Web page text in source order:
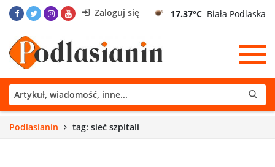
Zaloguj się 17.37°C Biała Podlaska
Podlasianin tag: sieć szpitali